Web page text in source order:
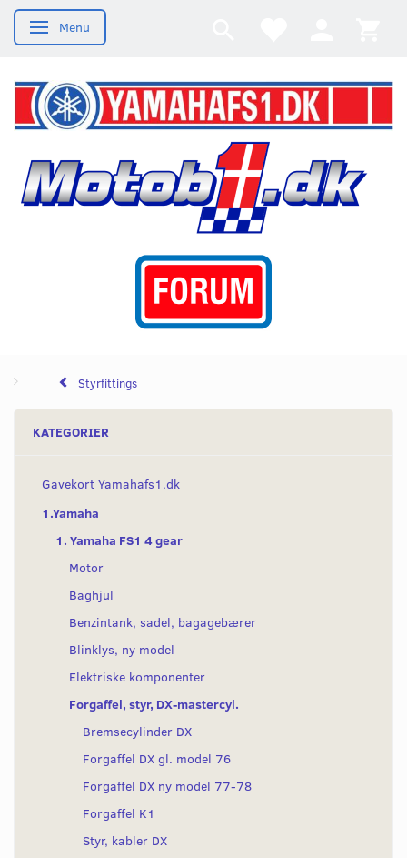
Skifte navigation
Menu
Styrfittings
KATEGORIER
Gavekort Yamahafs1.dk
1.Yamaha
1. Yamaha FS1 4 gear
Motor
Baghjul
Benzintank, sadel, bagagebærer
Blinklys, ny model
Elektriske komponenter
Forgaffel, styr, DX-mastercyl.
Bremsecylinder DX
Forgaffel DX gl. model 76
Forgaffel DX ny model 77-78
Forgaffel K1
Styr, kabler DX